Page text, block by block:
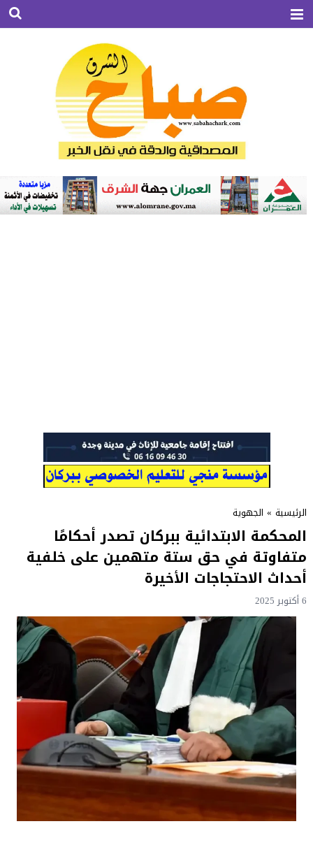
الرئيسية » الجهوية
المحكمة الابتدائية ببركان تصدر أحكامًا
متفاوتة في حق ستة متهمين على خلفية
أحداث الاحتجاجات الأخيرة
6 أكتوبر 2025